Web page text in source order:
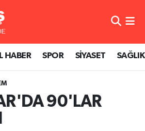
HABER SPOR SİYASET SAĞLIK
90'LAR
Durumu ve Fikstür